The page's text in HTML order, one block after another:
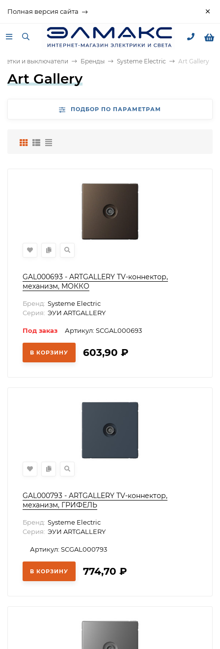
Полная версия сайта
и выключатели Бренды Systeme Electric Art Gallery
Art Gallery
ПОДБОР ПО ПАРАМЕТРАМ
GAL000693 - ARTGALLERY TV-коннектор,
механизм, МОККО
Бренд: Systeme Electric
Серия: ЭУИ ARTGALLERY
Под заказ Артикул: SCGAL000693
В КОРЗИНУ 603,90 ₽
GAL000793 - ARTGALLERY TV-коннектор,
механизм, ГРИФЕЛЬ
Бренд: Systeme Electric
Серия: ЭУИ ARTGALLERY
Артикул: SCGAL000793
В КОРЗИНУ 774,70 ₽